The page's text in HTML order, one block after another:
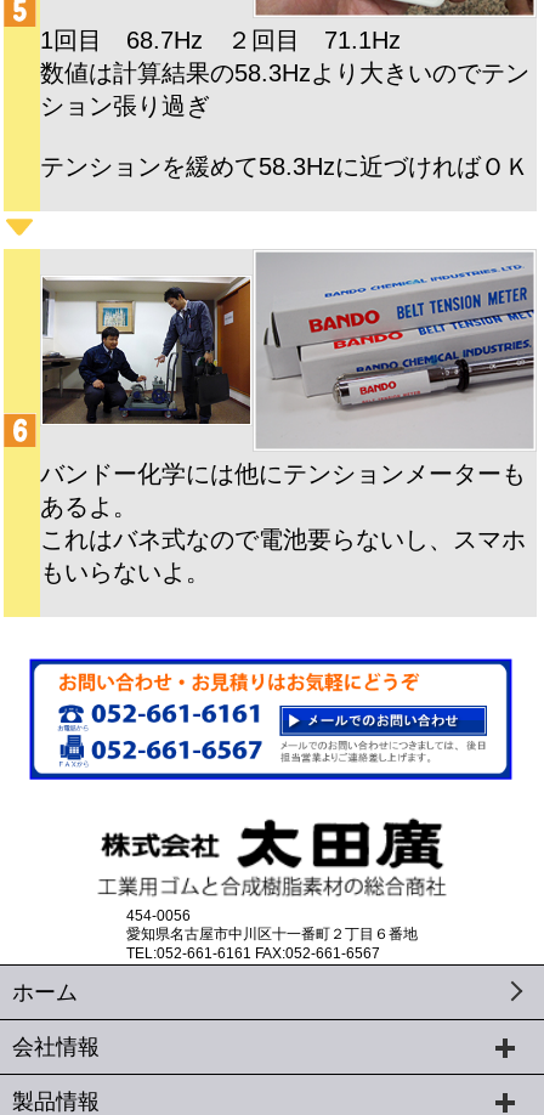
1回目 68.7Hz ２回目 71.1Hz
数値は計算結果の58.3Hzより大きいのでテン
ション張り過ぎ
テンションを緩めて58.3Hzに近づければＯＫ
バンドー化学には他にテンションメーターも
あるよ。
これはバネ式なので電池要らないし、スマホ
もいらないよ。
454-0056
愛知県名古屋市中川区十一番町２丁目６番地
TEL:052-661-6161 FAX:052-661-6567
ホーム
会社情報
製品情報